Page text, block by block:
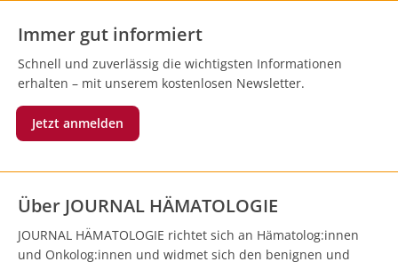
Immer gut informiert
Schnell und zuverlässig die wichtigsten Informationen
erhalten – mit unserem kostenlosen Newsletter.
Jetzt anmelden
Über JOURNAL HÄMATOLOGIE
JOURNAL HÄMATOLOGIE richtet sich an Hämatolog:innen
und Onkolog:innen und widmet sich den benignen und